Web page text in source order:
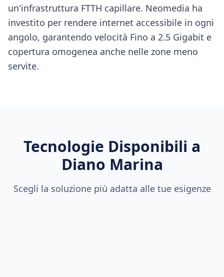
un'infrastruttura FTTH capillare. Neomedia ha
investito per rendere internet accessibile in ogni
angolo, garantendo velocità Fino a 2.5 Gigabit e
copertura omogenea anche nelle zone meno
servite.
Tecnologie Disponibili a
Diano Marina
Scegli la soluzione più adatta alle tue esigenze